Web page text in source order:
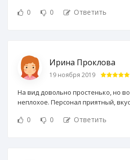
0 0 Ответить
Ирина Проклова
19 ноября 2019
На вид довольно простенько, но
неплохое. Персонал приятный,
0 0 Ответить